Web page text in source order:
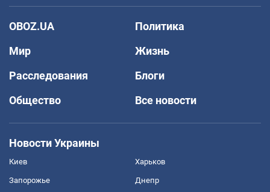
OBOZ.UA
Политика
Мир
Жизнь
Расследования
Блоги
Общество
Все новости
Новости Украины
Киев Харьков
Запорожье Днепр